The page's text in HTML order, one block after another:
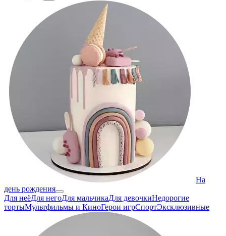
На
день рождения
Для неёДля негоДля мальчикаДля девочкиНедорогие
тортыМультфильмы и КиноГерои игрСпортЭксклюзивные